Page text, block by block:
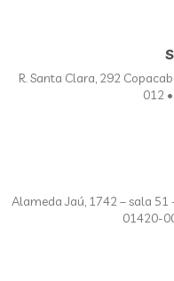
R. Santa Clara, 292
012
Alameda Jaú, 1742 – sala 51
01420-